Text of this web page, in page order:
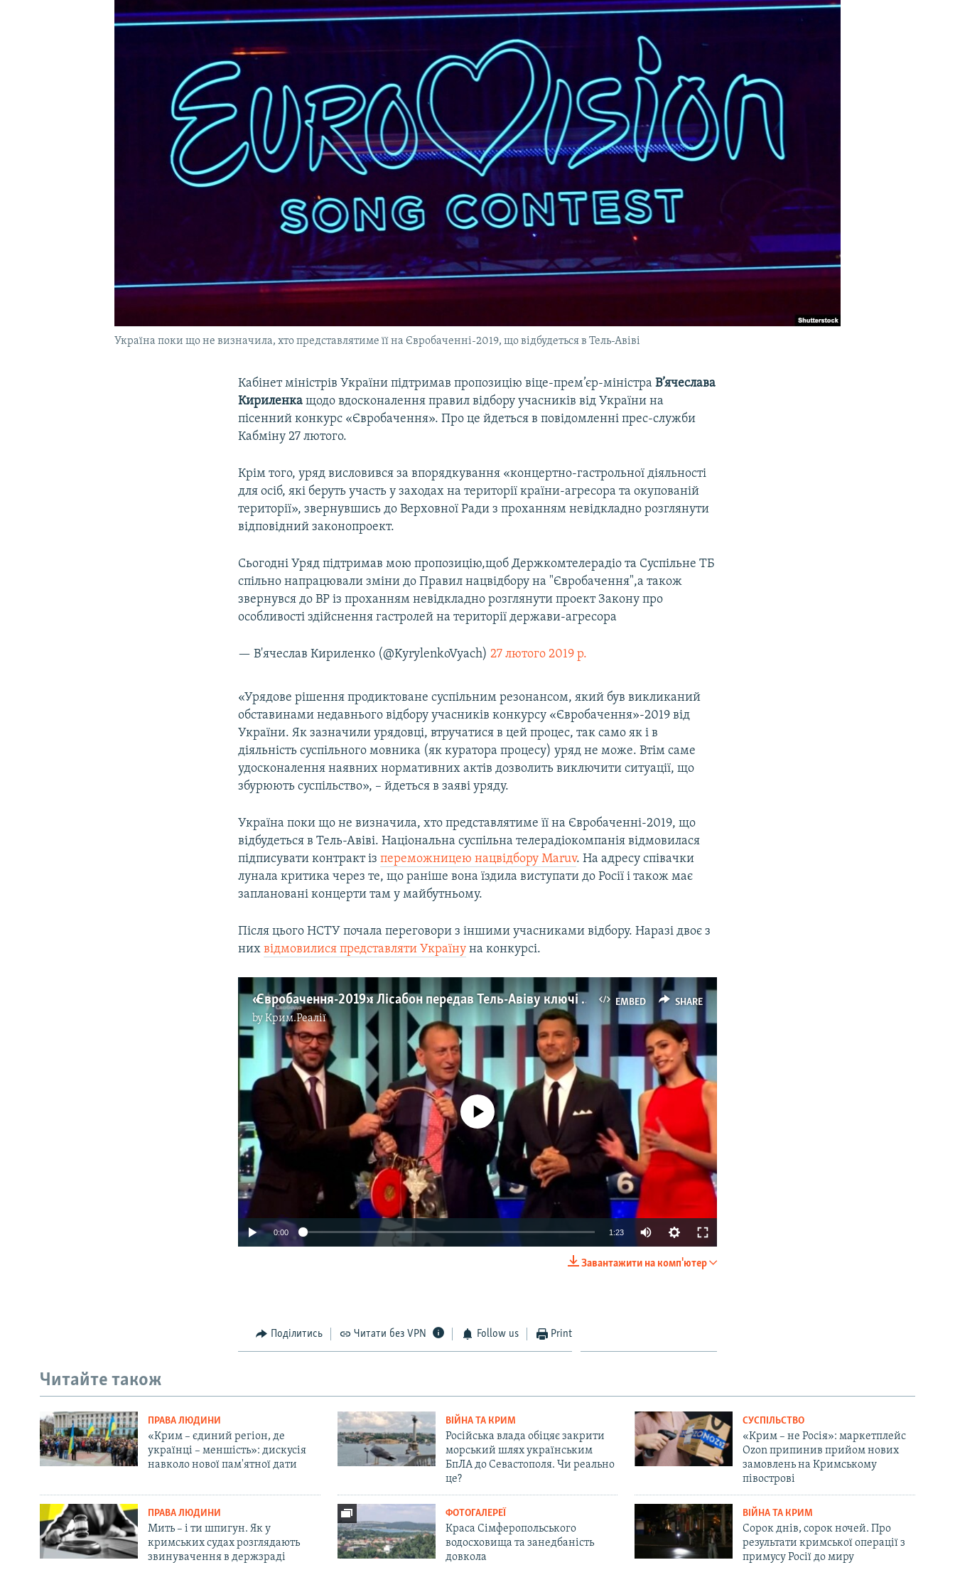
Україна поки що не визначила, хто представлятиме її на Євробаченні-2019, що відбудеться в Тель-Авіві
Кабінет міністрів України підтримав пропозицію віце-прем’єр-міністраВ’ячеслава
Кириленка щодо вдосконалення правил відбору учасників від України на
пісенний конкурс «Євробачення». Про це йдеться в повідомленні прес-служби
Кабміну 27 лютого.
Крім того, уряд висловився за впорядкування «концертно-гастрольної діяльності
для осіб, які беруть участь у заходах на території країни-агресора та окупованій
території», звернувшись до Верховної Ради з проханням невідкладно розглянути
відповідний законопроект.
Сьогодні Уряд підтримав мою пропозицію,щоб Держкомтелерадіо та Суспільне ТБ
спільно напрацювали зміни до Правил нацвідбору на "Євробачення",а також
звернувся до ВР із проханням невідкладно розглянути проект Закону про
особливості здійснення гастролей на території держави-агресора
— В'ячеслав Кириленко (@KyrylenkoVyach)27 лютого 2019 р.
«Урядове рішення продиктоване суспільним резонансом, який був викликаний
обставинами недавнього відбору учасників конкурсу «Євробачення»-2019 від
України. Як зазначили урядовці, втручатися в цей процес, так само як і в
діяльність суспільного мовника (як куратора процесу) уряд не може. Втім саме
удосконалення наявних нормативних актів дозволить виключити ситуації, що
збурюють суспільство», – йдеться в заяві уряду.
Україна поки що не визначила, хто представлятиме її на Євробаченні-2019, що
відбудеться в Тель-Авіві. Національна суспільна телерадіокомпанія відмовилася
підписувати контракт ізпереможницею нацвідбору Maruv. На адресу співачки
лунала критика через те, що раніше вона їздила виступати до Росії і також має
заплановані концерти там у майбутньому.
Після цього НСТУ почала переговори з іншими учасниками відбору. Наразі двоє з
нихвідмовилися представляти Україну на конкурсі.
EMBED SHARE
«Євробачення-2019»: Лісабон передав Тель-Авіву ключі від пісенного конкурсу – відео
byКрим.Реалії
No media source currently available
0:00 1:23
Завантажити на комп'ютер
Поділитись Читати без VPN Follow us Print
Читайте також
ПРАВА ЛЮДИНИ
«Крим – єдиний регіон, де
українці – меншість»: дискусія
навколо нової пам'ятної дати
ВІЙНА ТА КРИМ
Російська влада обіцяє закрити
морський шлях українським
БпЛА до Севастополя. Чи реально
це?
СУСПІЛЬСТВО
«Крим – не Росія»: маркетплейс
Ozon припинив прийом нових
замовлень на Кримському
півострові
ПРАВА ЛЮДИНИ
Мить – і ти шпигун. Як у
кримських судах розглядають
звинувачення в держзраді
ФОТОГАЛЕРЕЇ
Краса Сімферопольського
водосховища та занедбаність
довкола
ВІЙНА ТА КРИМ
Сорок днів, сорок ночей. Про
результати кримської операції з
примусу Росії до миру